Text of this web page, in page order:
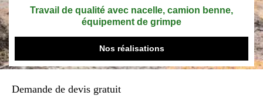
Travail de qualité avec nacelle, camion benne,
équipement de grimpe
Nos réalisations
Demande de devis gratuit